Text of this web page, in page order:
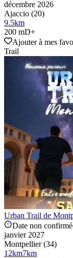
décembre 2026
Ajaccio (20)
9.5km
200 mD+
Ajouter à mes
Trail
Urban Trail de
Date non
janvier 2027
Montpellier (34)
12km7km